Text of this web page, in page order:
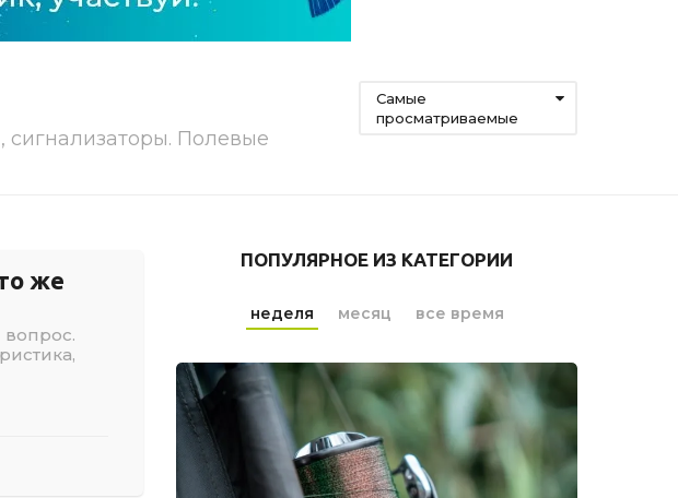
Полевые
Самые
просматриваемые
же
ПОПУЛЯРНОЕ ИЗ КАТЕГОРИИ
неделя месяц все время